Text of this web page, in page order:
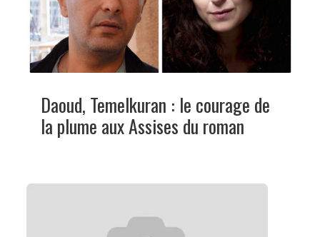
Daoud, Temelkuran : le courage de
la plume aux Assises du roman